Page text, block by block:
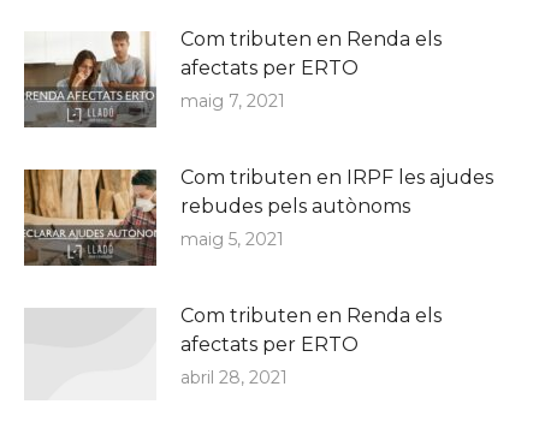
Com tributen en Renda els
afectats per ERTO
maig 7, 2021
Com tributen en IRPF les ajudes
rebudes pels autònoms
maig 5, 2021
Com tributen en Renda els
afectats per ERTO
abril 28, 2021